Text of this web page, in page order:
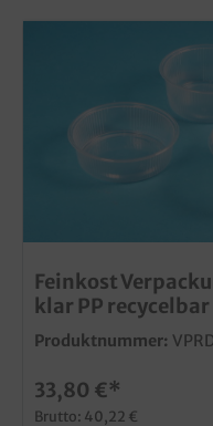
Feinkost
klar PP
Produktnummer:
33,80 €*
Brutto: 40,22 €